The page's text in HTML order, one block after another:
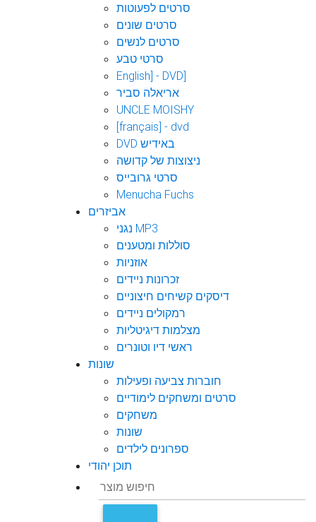
סרטים לפעוטות
סרטים שונים
סרטים לנשים
סרטי טבע
English] - DVD]
אריאלה סביר
UNCLE MOISHY
[français] - dvd
DVD באידיש
ניצוצות של קדושה
סרטי גרובייס
Menucha Fuchs
אביזרים
נגני MP3
סוללות ומטענים
אוזניות
זכרונות ניידים
דיסקים קשיחים חיצוניים
רמקולים ניידים
מצלמות דיגיטליות
ראשי דיו וטונרים
שונות
חוברות צביעה ופעילות
סרטים ומשחקים לימודיים
משחקים
שונות
ספרונים לילדים
תוכן יהודי